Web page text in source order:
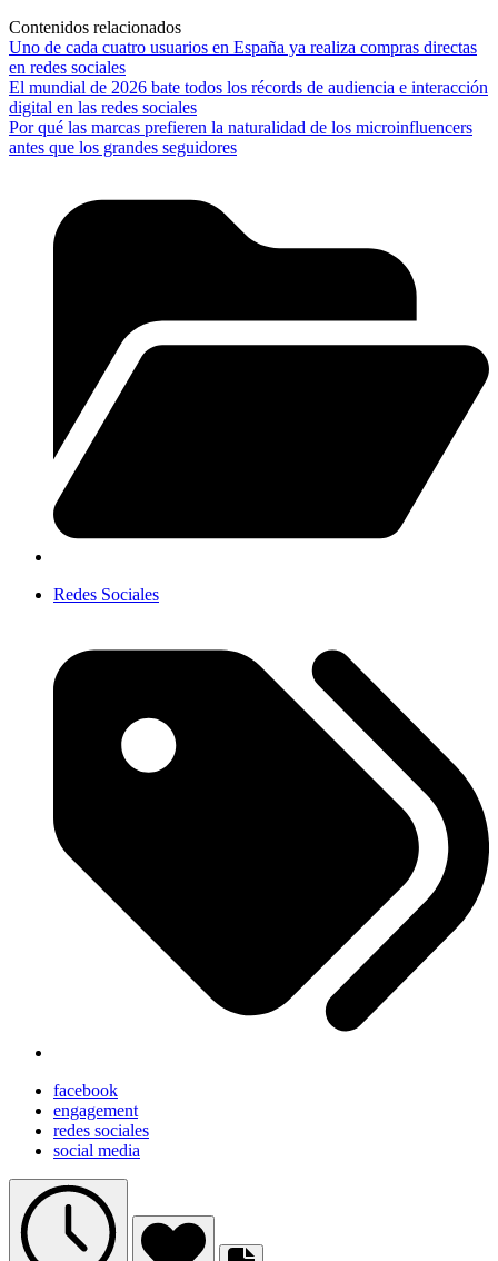
Contenidos relacionados
Uno de cada cuatro usuarios en España ya realiza compras directas
en redes sociales
El mundial de 2026 bate todos los récords de audiencia e interacción
digital en las redes sociales
Por qué las marcas prefieren la naturalidad de los microinfluencers
antes que los grandes seguidores
Redes Sociales
facebook
engagement
redes sociales
social media